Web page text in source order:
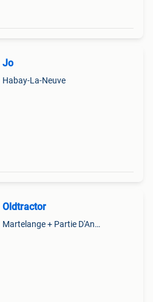
Jo
Habay-La-Neuve
Oldtractor
Martelange + Partie D'Anlier